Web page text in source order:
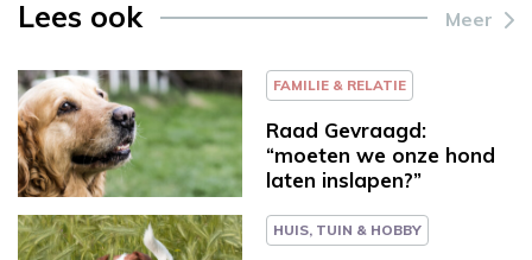
Lees ook Meer
FAMILIE & RELATIE
Raad Gevraagd:
“moeten we onze hond
laten inslapen?”
HUIS, TUIN & HOBBY